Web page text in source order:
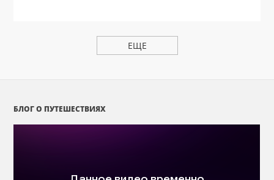
ЕЩЕ
БЛОГ О ПУТЕШЕСТВИЯХ